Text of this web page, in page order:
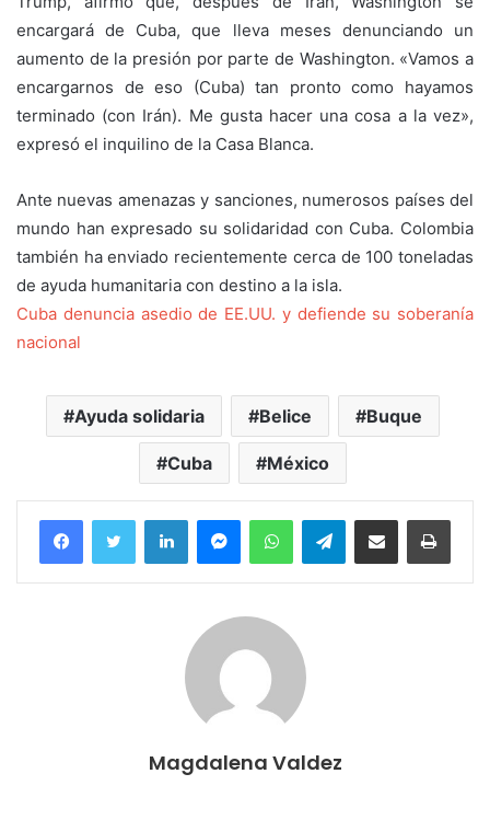
encargará de Cuba, que lleva meses denunciando un
aumento de la presión por parte de Washington. «Vamos a
encargarnos de eso (Cuba) tan pronto como hayamos
terminado (con Irán). Me gusta hacer una cosa a la vez»,
expresó el inquilino de la Casa Blanca.
Ante nuevas amenazas y sanciones, numerosos países del
mundo han expresado su solidaridad con Cuba. Colombia
también ha enviado recientemente cerca de 100 toneladas
de ayuda humanitaria con destino a la isla.
Cuba denuncia asedio de EE.UU. y defiende su soberanía
nacional
Ayuda solidaria Belice Buque
Cuba México
FacebookTwitter LinkedInMessengerWhatsAppTelegramCompartir por correo electrónico
Magdalena Valdez